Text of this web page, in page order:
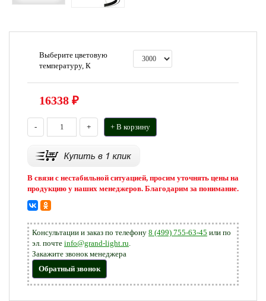
Выберите цветовую
температуру, К
16338 ₽
- + + В корзину
В связи с нестабильной ситуацией, просим уточнять цены на
продукцию у наших менеджеров. Благодарим за понимание.
Консультации и заказ по телефону 8 (499) 755-63-45 или по
эл. почте info@grand-light.ru.
Закажите звонок менеджера
Обратный звонок